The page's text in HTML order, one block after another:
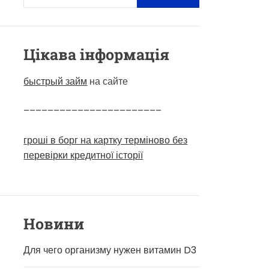
Цікава інформація
быстрый займ на сайте
–––––––––––––––––––––––
гроші в борг на картку терміново без
перевірки кредитної історії
Новини
Для чего организму нужен витамин D3